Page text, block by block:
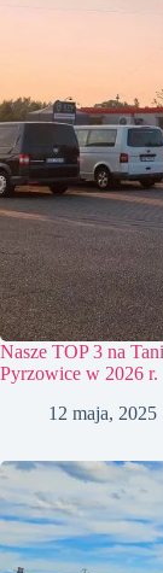
Nasze TOP 3 na
Pyrzowice w 2026 r.
12 maja, 2025